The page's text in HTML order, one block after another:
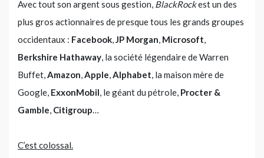
Avec tout son argent sous gestion, BlackRockest un des
plus gros actionnaires de presque tous les grands groupes
occidentaux : Facebook,JP Morgan, Microsoft,
Berkshire Hathaway, la société légendaire de Warren
Buffet,Amazon,Apple,Alphabet, la maison mère de
Google, ExxonMobil, le géant du pétrole, Procter &
Gamble, Citigroup…
C’est colossal.